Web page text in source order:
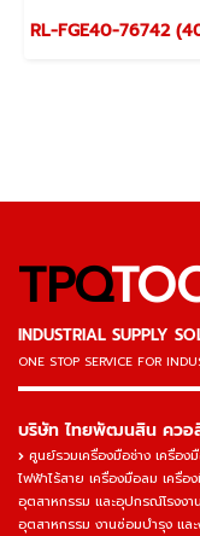
TPQ
INDUSTRIAL SUPPLY
ONE STOP SERVICE FOR
บริษัท ไทยพัฒนสิน ควอ
ศูนย์รวมเครื่องมือช่าง เครื่อ
ไฟฟ้าไร้สาย เครื่องมือลม เครื่อ
อุตสาหกรรม และอุปกรณ์โรงง
อุตสาหกรรม งานซ่อมบำรุง แล